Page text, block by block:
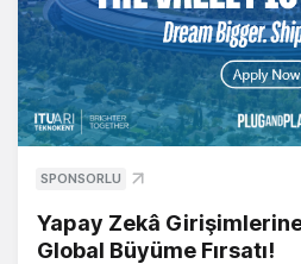
SPONSORLU
Yapay Zekâ
Global Büyüme Fırsatı!